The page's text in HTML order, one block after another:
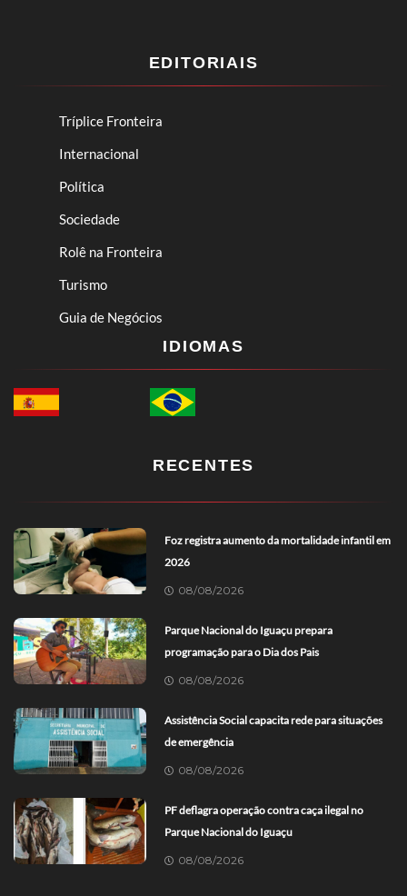
EDITORIAIS
Tríplice Fronteira
Internacional
Política
Sociedade
Rolê na Fronteira
Turismo
Guia de Negócios
IDIOMAS
RECENTES
Foz registra aumento da mortalidade infantil em
2026
08/08/2026
Parque Nacional do Iguaçu prepara
programação para o Dia dos Pais
08/08/2026
Assistência Social capacita rede para situações
de emergência
08/08/2026
PF deflagra operação contra caça ilegal no
Parque Nacional do Iguaçu
08/08/2026